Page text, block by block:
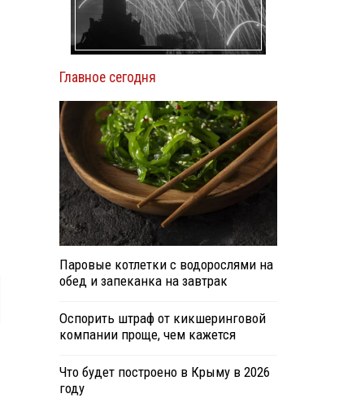
Главное сегодня
Паровые котлетки с водорослями на
обед и запеканка на завтрак
Оспорить штраф от кикшеринговой
компании проще, чем кажется
Что будет построено в Крыму в 2026
году